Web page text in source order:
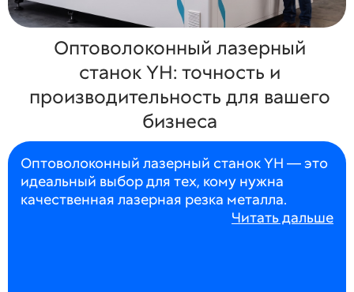
Оптоволоконный лазерный
станок YH: точность и
производительность для вашего
бизнеса
Оптоволоконный лазерный станок YH — это
идеальный выбор для тех, кому нужна
качественная лазерная резка металла.
Читать дальше